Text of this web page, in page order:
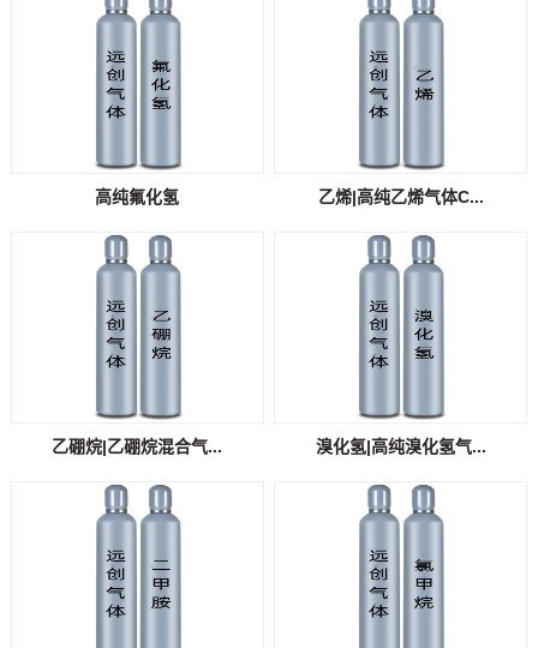
高纯氟化氢 乙烯|高纯乙烯气体C...
乙硼烷|乙硼烷混合气... 溴化氢|高纯溴化氢气...